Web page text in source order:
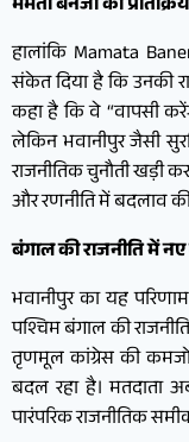
ममता बनर्जी की
हालांकि Mamata
संकेत दिया है कि उनकी
कहा है कि वे “वापसी
लेकिन भवानीपुर जैसी
राजनीतिक चुनौती खड़ी
और रणनीति में बदलाव
बंगाल की राजनीति में
भवानीपुर का यह
पश्चिम बंगाल की
तृणमूल कांग्रेस की
बदल रहा है। मतदाता
पारंपरिक राजनीतिक